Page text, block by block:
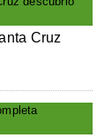
Cruz